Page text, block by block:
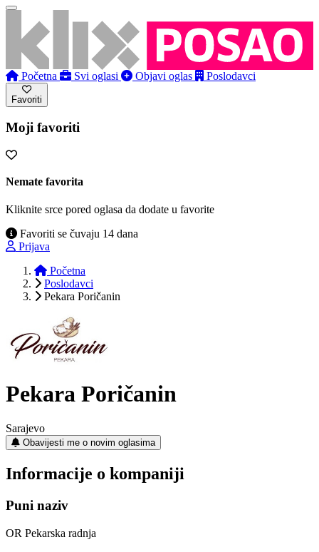
Početna Svi oglasi Objavi oglas Poslodavci
Favoriti
Moji favoriti
Nemate favorita
Kliknite srce pored oglasa da dodate u favorite
Favoriti se čuvaju 14 dana
Prijava
Početna
Poslodavci
Pekara Poričanin
Pekara Poričanin
Sarajevo
Obavijesti me o novim oglasima
Informacije o kompaniji
Puni naziv
OR Pekarska radnja